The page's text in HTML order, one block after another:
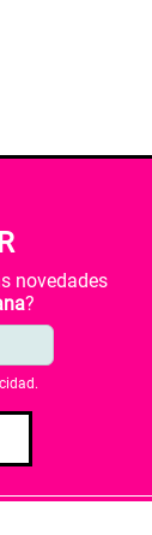
novedades
?
.